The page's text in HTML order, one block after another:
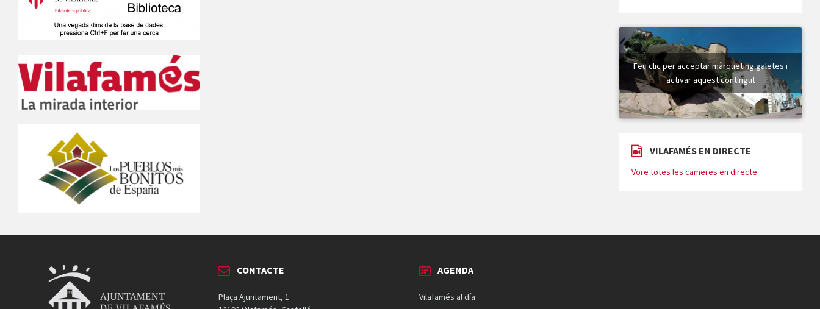
Vermuts a la Font. Hit parit
Feu clic per acceptar màrqueting galetes i
activar aquest contingut
VILAFAMÉS EN DIRECTE
Vore totes les cameres en directe
CONTACTE
Plaça Ajuntament, 1
AGENDA
Vilafamés al día